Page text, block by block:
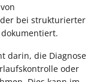
bei strukturierter
darin, die Diagnose
oder